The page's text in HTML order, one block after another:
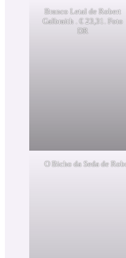
Branco Letal de Robert
Galbraith . € 23,31. Foto
DR
O Bicho da Seda de